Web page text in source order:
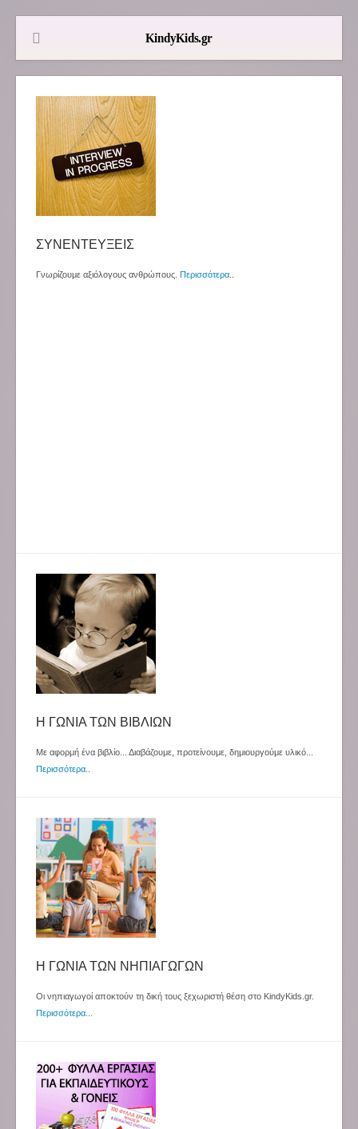
ΣΥΝΕΝΤΕΥΞΕΙΣ
Γνωρίζουμε αξιόλογους ανθρώπους. Περισσότερα
Η ΓΩΝΙΑ ΤΩΝ ΒΙΒΛΙΩΝ
Με αφορμή ένα βιβλίο... Διαβάζουμε, προτείνουμε, δημιουργούμε υλικό...
Περισσότερα
Η ΓΩΝΙΑ ΤΩΝ ΝΗΠΙΑΓΩΓΩΝ
Οι νηπιαγωγοί αποκτούν τη δική τους ξεχωριστή θέση στο KindyKids.gr.
Περισσότερα...